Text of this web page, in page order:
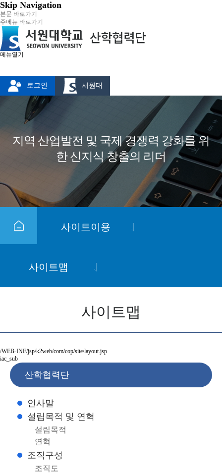
Skip Navigation
본문 바로가기
주메뉴 바로가기
메뉴열기
로그인 서원대
지역 산업발전 및 국제 경쟁력 강화를 위
한 신지식 창출의 리더
사이트이용
사이트맵
사이트맵
/WEB-INF/jsp/k2web/com/cop/site/layout.jsp
iac_sub
산학협력단
인사말
설립목적 및 연혁
설립목적
연혁
조직구성
조직도